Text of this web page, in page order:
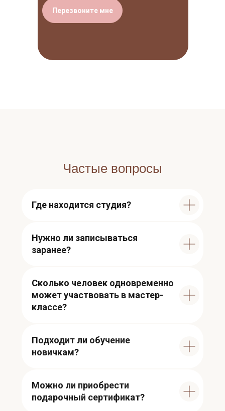
Перезвоните мне
Частые вопросы
Где находится студия?
Нужно ли записываться
заранее?
Сколько человек одновременно
может участвовать в мастер-
классе?
Подходит ли обучение
новичкам?
Можно ли приобрести
подарочный сертификат?